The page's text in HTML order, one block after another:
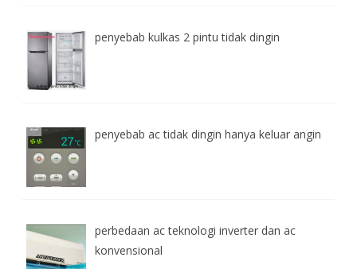
penyebab kulkas 2 pintu tidak dingin
penyebab ac tidak dingin hanya keluar angin
perbedaan ac teknologi inverter dan ac
konvensional